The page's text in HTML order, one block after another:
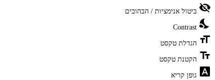
visibility_off ביטול אנימציות / הבהובים
nights_stay
Contrast
format_size הגדלת טקסט
text_fields הקטנת טקסט
font_download גופן קריא